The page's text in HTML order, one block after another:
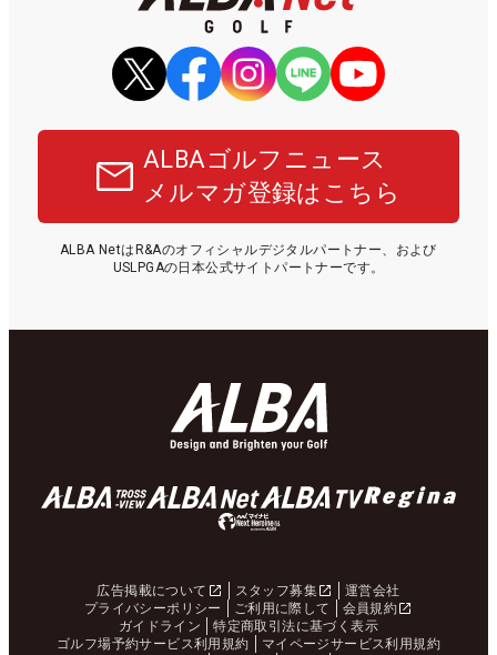
ALBAゴルフニュース
メルマガ登録はこちら
ALBA NetはR&Aのオフィシャルデジタルパートナー、および
USLPGAの日本公式サイトパートナーです。
広告掲載について スタッフ募集
運営会社
プライバシーポリシー
ご利用に際して
会員規約
ガイドライン
特定商取引法に基づく表示
ゴルフ場予約サービス利用規約
マイページサービス利用規約